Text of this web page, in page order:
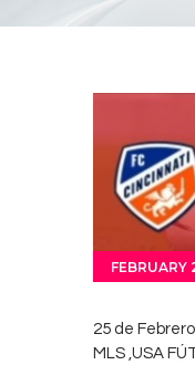
Sports
Events
Store
Cine
FEBRUARY
25 de
MLS ,USA